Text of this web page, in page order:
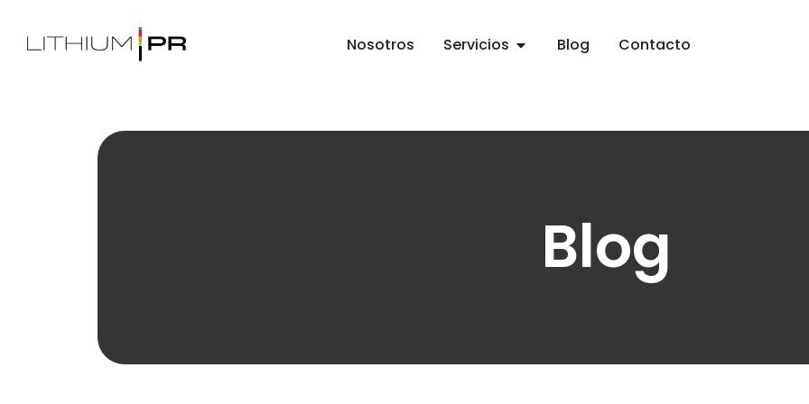
Nosotros Servicios Blog Contacto
Blog